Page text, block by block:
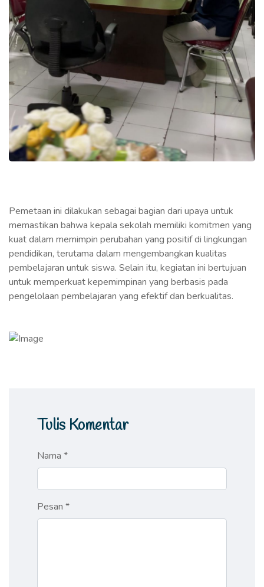
Pemetaan ini dilakukan sebagai bagian dari upaya untuk
memastikan bahwa kepala sekolah memiliki komitmen yang
kuat dalam memimpin perubahan yang positif di lingkungan
pendidikan, terutama dalam mengembangkan kualitas
pembelajaran untuk siswa. Selain itu, kegiatan ini bertujuan
untuk memperkuat kepemimpinan yang berbasis pada
pengelolaan pembelajaran yang efektif dan berkualitas.
Tulis Komentar
Nama *
Pesan *